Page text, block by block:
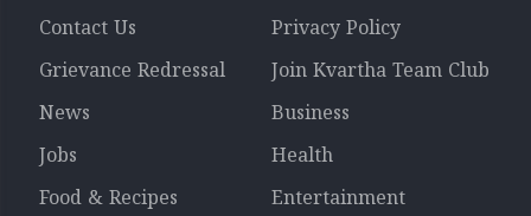
Contact Us
Privacy Policy
Grievance Redressal
Join Kvartha Team Club
News
Business
Jobs
Health
Food & Recipes
Entertainment